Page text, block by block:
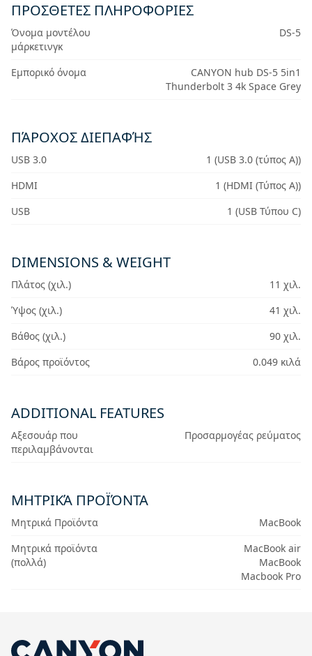
ΠΡΟΣΘΕΤΕΣ ΠΛΗΡΟΦΟΡΙΕΣ
Όνομα μοντέλου
μάρκετινγκ
DS-5
Εμπορικό όνομα
CANYON hub DS-5 5in1
Thunderbolt 3 4k Space Grey
ΠΆΡΟΧΟΣ ΔΙΕΠΑΦΉΣ
USB 3.0
1 (USB 3.0 (τύπος A))
HDMI
1 (HDMI (Τύπος Α))
USB
1 (USB Τύπου C)
DIMENSIONS & WEIGHT
Πλάτος (χιλ.)
11 χιλ.
Ύψος (χιλ.)
41 χιλ.
Βάθος (χιλ.)
90 χιλ.
Βάρος προϊόντος
0.049 κιλά
ADDITIONAL FEATURES
Αξεσουάρ που
περιλαμβάνονται
Προσαρμογέας ρεύματος
ΜΗΤΡΙΚΆ ΠΡΟΪΌΝΤΑ
Μητρικά Προϊόντα
MacBook
Μητρικά προϊόντα
(πολλά)
MacBook air
MacBook
Macbook Pro